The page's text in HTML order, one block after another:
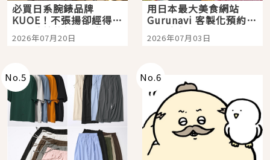
必買日系腕錶品牌
KUOE！不張揚卻經得起
時間洗鍊的經典之作五
選
2026年07月20日
用日本最大美食網站
Gurunavi 客製化預約九
大都市餐廳，打造專屬
美食體驗！
2026年07月03日
No.5 No.6